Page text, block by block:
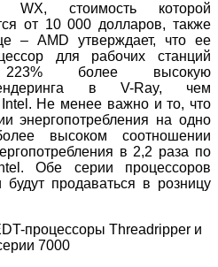
стоимость которой
от 10 000 долларов, также
– AMD утверждает, что ее
для рабочих станций
более высокую
рендеринга в V-Ray, чем
Не менее важно и то, что
энергопотребления на одно
высоком соотношении
в 2,2 раза по
Обе серии процессоров
продаваться в розницу